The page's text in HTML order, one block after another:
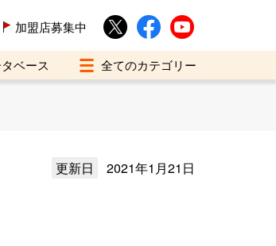
加盟店募集中
ベース
更新日 2021年1月21日